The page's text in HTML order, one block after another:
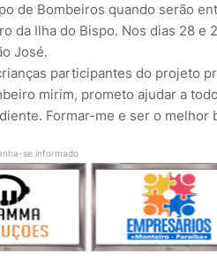
de Bombeiros quando serão
da Ilha do Bispo. Nos dias 28 e
José.
participantes do projeto
mirim, prometo ajudar a
Formar-me e ser o melhor
se informado